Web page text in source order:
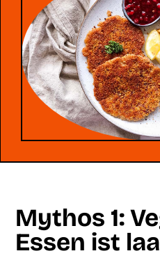
Mythos 1:
Essen ist